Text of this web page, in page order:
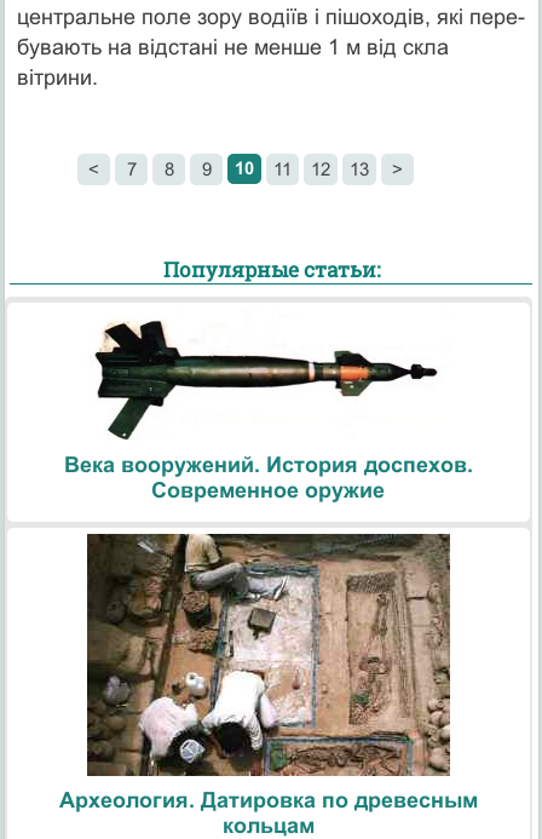
центральне поле зору водіїв і пішоходів, які пере­-
бувають на відстані не менше 1 м від скла
вітрини.
< 7 8 9 10 11 12 13 >
Популярные статьи:
Века вооружений. История доспехов.
Современное оружие
Археология. Датировка по древесным
кольцам